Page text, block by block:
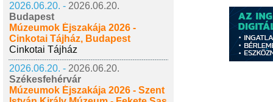
2026.06.20. - 2026.06.20.
Budapest
Múzeumok Éjszakája 2026 -
Cinkotai Tájház, Budapest
Cinkotai Tájház
2026.06.20. - 2026.06.20.
Székesfehérvár
Múzeumok Éjszakája 2026 - Szent